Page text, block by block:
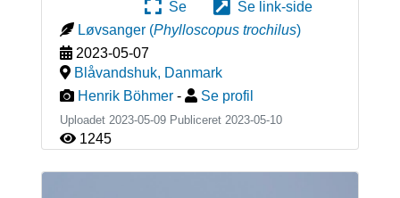
Se
Se link-side
Løvsanger (Phylloscopus trochilus)
2023-05-07
Blåvandshuk, Danmark
Henrik Böhmer - Se profil
Uploadet 2023-05-09 Publiceret 2023-05-10
1245